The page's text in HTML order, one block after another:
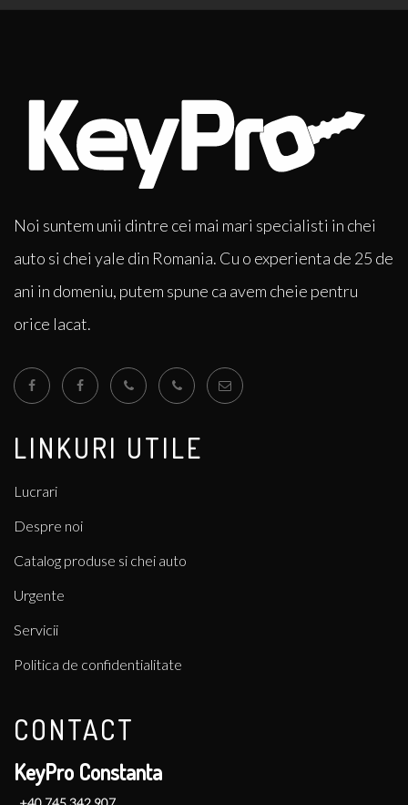
Noi suntem unii dintre cei mai mari specialisti in chei
auto si chei yale din Romania. Cu o experienta de 25 de
ani in domeniu, putem spune ca avem cheie pentru
orice lacat.
LINKURI UTILE
Lucrari
Despre noi
Catalog produse si chei auto
Urgente
Servicii
Politica de confidentialitate
CONTACT
KeyPro Constanta